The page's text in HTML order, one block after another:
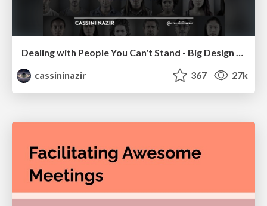
Dealing with People You Can't Stand - Big Design 2015
cassininazir
367 27k